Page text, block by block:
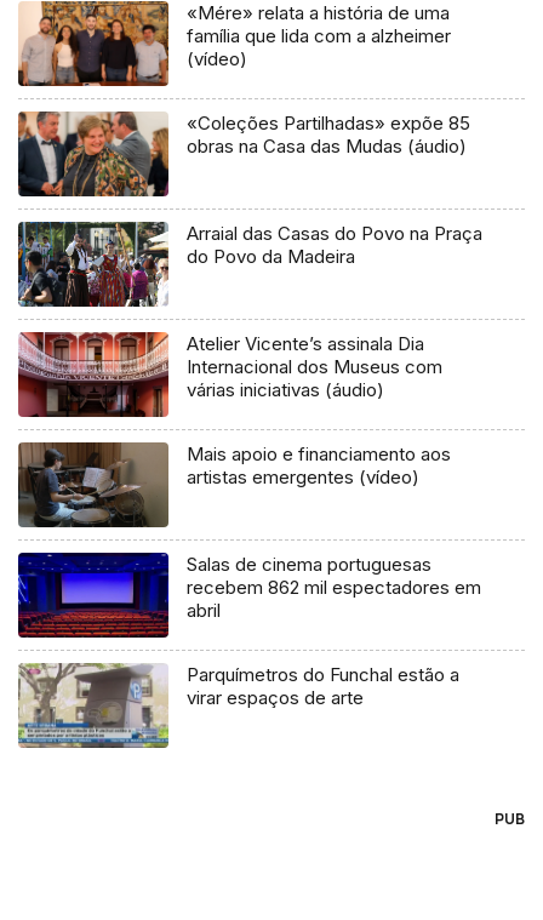
«Mére» relata a história de uma
família que lida com a alzheimer
(vídeo)
«Coleções Partilhadas» expõe 85
obras na Casa das Mudas (áudio)
Arraial das Casas do Povo na Praça
do Povo da Madeira
Atelier Vicente’s assinala Dia
Internacional dos Museus com
várias iniciativas (áudio)
Mais apoio e financiamento aos
artistas emergentes (vídeo)
Salas de cinema portuguesas
recebem 862 mil espectadores em
abril
Parquímetros do Funchal estão a
virar espaços de arte
PUB